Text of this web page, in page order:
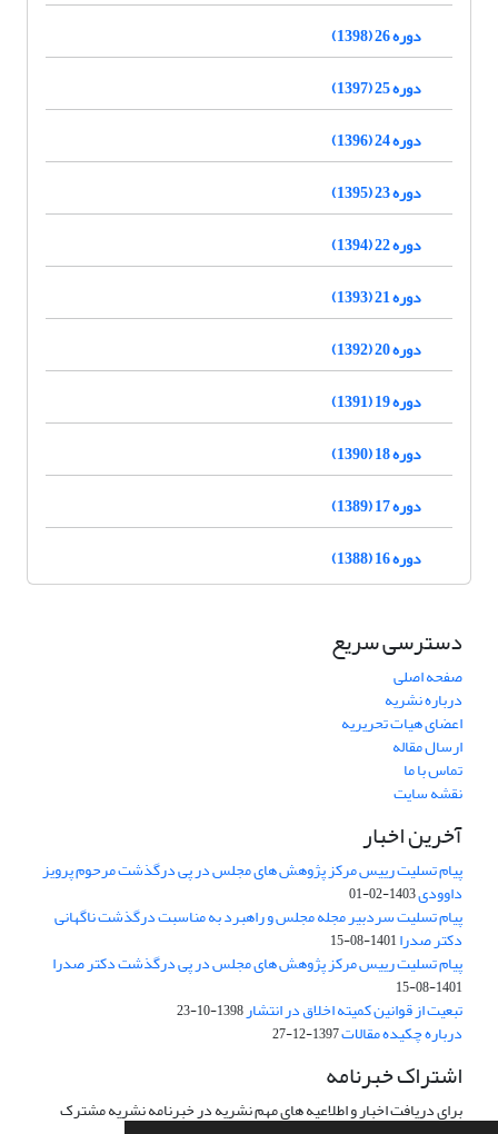
دوره 26 (1398)
دوره 25 (1397)
دوره 24 (1396)
دوره 23 (1395)
دوره 22 (1394)
دوره 21 (1393)
دوره 20 (1392)
دوره 19 (1391)
دوره 18 (1390)
دوره 17 (1389)
دوره 16 (1388)
دسترسی سریع
صفحه اصلی
درباره نشریه
اعضای هیات تحریریه
ارسال مقاله
تماس با ما
نقشه سایت
آخرین اخبار
پیام تسلیت رییس مرکز پژوهش های مجلس در پی درگذشت مرحوم پرویز
داوودی1403-02-01
پیام تسلیت سردبیر مجله مجلس و راهبرد به مناسبت درگذشت ناگهانی
دکتر صدرا1401-08-15
پیام تسلیت رییس مرکز پژوهش های مجلس در پی درگذشت دکتر صدرا
1401-08-15
تبعیت از قوانین کمیته اخلاق در انتشار1398-10-23
درباره چکیده مقالات1397-12-27
اشتراک خبرنامه
برای دریافت اخبار و اطلاعیه های مهم نشریه در خبرنامه نشریه مشترک